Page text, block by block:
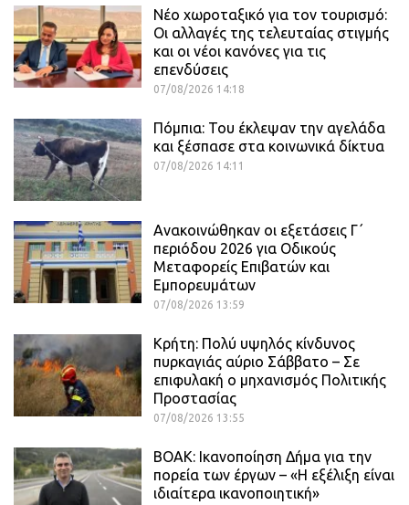
Νέο χωροταξικό για τον τουρισμό:
Οι αλλαγές της τελευταίας στιγμής
και οι νέοι κανόνες για τις
επενδύσεις
07/08/2026 14:18
Πόμπια: Του έκλεψαν την αγελάδα
και ξέσπασε στα κοινωνικά δίκτυα
07/08/2026 14:11
Ανακοινώθηκαν οι εξετάσεις Γ΄
περιόδου 2026 για Οδικούς
Μεταφορείς Επιβατών και
Εμπορευμάτων
07/08/2026 13:59
Κρήτη: Πολύ υψηλός κίνδυνος
πυρκαγιάς αύριο Σάββατο – Σε
επιφυλακή ο μηχανισμός Πολιτικής
Προστασίας
07/08/2026 13:55
ΒΟΑΚ: Ικανοποίηση Δήμα για την
πορεία των έργων – «Η εξέλιξη είναι
ιδιαίτερα ικανοποιητική»